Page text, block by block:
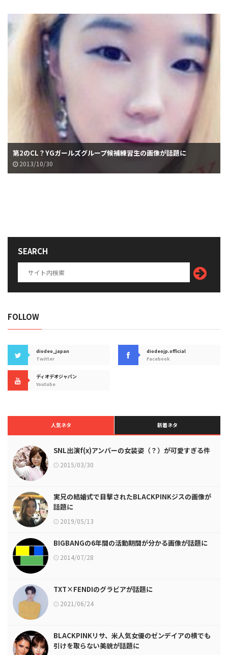
第2のCL？YGガールズグループ候補練習生の画像が話題に
2013/10/30
SEARCH
FOLLOW
diodeo_japan
Twitter
diodeojp.official
Facebook
ディオデオジャパン
Youtube
人気ネタ 新着ネタ
SNL出演f(x)アンバーの女装姿（？）が可愛すぎる件
2015/03/30
実兄の結婚式で目撃されたBLACKPINKジスの画像が
話題に
2019/05/13
BIGBANGの6年間の活動期間が分かる画像が話題に
2014/07/28
TXT×FENDIのグラビアが話題に
2021/06/24
BLACKPINKリサ、米人気女優のゼンデイアの横でも
引けを取らない美貌が話題に